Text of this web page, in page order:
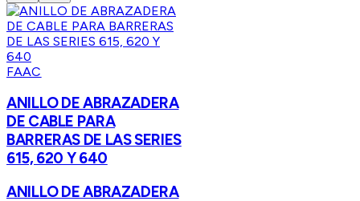
FAAC
ANILLO DE ABRAZADERA
DE CABLE PARA
BARRERAS DE LAS SERIES
615, 620 Y 640
ANILLO DE ABRAZADERA